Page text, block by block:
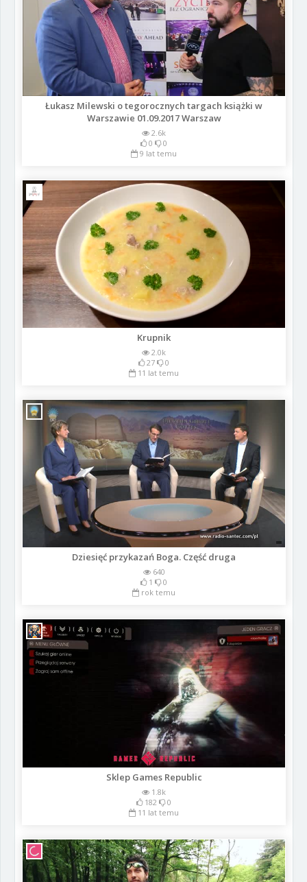
Łukasz Milewski o tegorocznych targach książki w
Warszawie 01.09.2017 Warszaw
2.6k
0
0
9 lat temu
Krupnik
2.0k
27
0
11 lat temu
Dziesięć przykazań Boga. Część druga
640
1
0
rok temu
Sklep Games Republic
1.8k
182
0
11 lat temu